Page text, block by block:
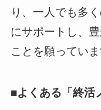
り、一人でも多
にサポートし、
ことを願っていま
■よくある「終活